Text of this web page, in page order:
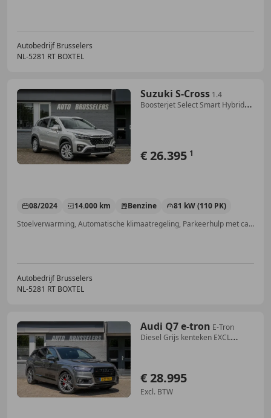
Autobedrijf Brusselers
NL-5281 RT BOXTEL
Suzuki S-Cross 1.4
Boosterjet Select Smart Hybrid
€ 26.395 1
08/2024 14.000 km Benzine
81 kW (110 PK)
Stoelverwarming, Automatische klimaatregeling, Parkeerhulp met camera, Alarm, Bandenspanningscontrole, Android Auto, Parkeerhulp voor, Navigatiesysteem
Autobedrijf Brusselers
NL-5281 RT BOXTEL
Audi Q7 e-tron E-Tron
Diesel Grijs kenteken EXCL
€ 28.995
Excl. BTW